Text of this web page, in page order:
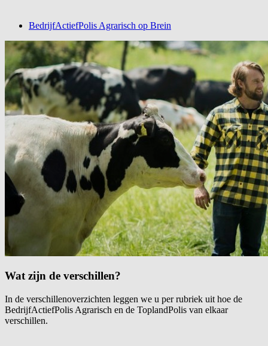
BedrijfActiefPolis Agrarisch op Brein
Wat zijn de verschillen?
In de verschillenoverzichten leggen we u per rubriek uit hoe de
BedrijfActiefPolis Agrarisch en de ToplandPolis van elkaar
verschillen.